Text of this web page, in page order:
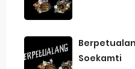
Soekamti